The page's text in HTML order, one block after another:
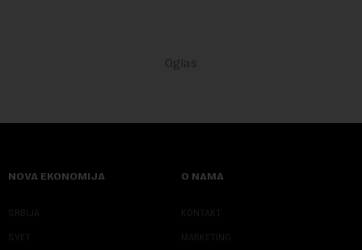
NOVA EKONOMIJA
SRBIJA
SVET
O NAMA
KONTAKT
MARKETING